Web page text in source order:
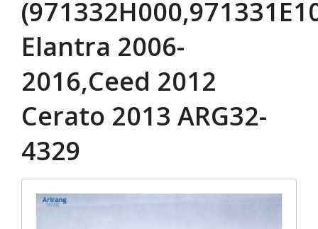
Elantra 2006-
2016,Ceed 2012
Cerato 2013 ARG32-
4329